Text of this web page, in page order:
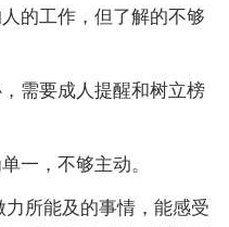
的工作，但了解的不够
需要成人提醒和树立榜
一，不够主动。
所能及的事情，能感受